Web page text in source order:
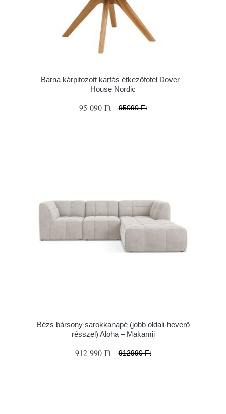
Barna kárpitozott karfás étkezőfotel Dover –
House Nordic
95 090 Ft 95090 Ft
Bézs bársony sarokkanapé (jobb oldali-heverő
résszel) Aloha – Makamii
912 990 Ft 912990 Ft